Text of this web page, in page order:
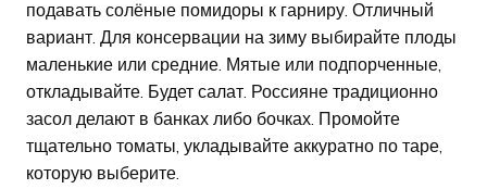
подавать солёные помидоры к гарниру. Отличный
вариант. Для консервации на зиму выбирайте плоды
маленькие или средние. Мятые или подпорченные,
откладывайте. Будет салат. Россияне традиционно
засол делают в банках либо бочках. Промойте
тщательно томаты, укладывайте аккуратно по таре,
которую выберите.